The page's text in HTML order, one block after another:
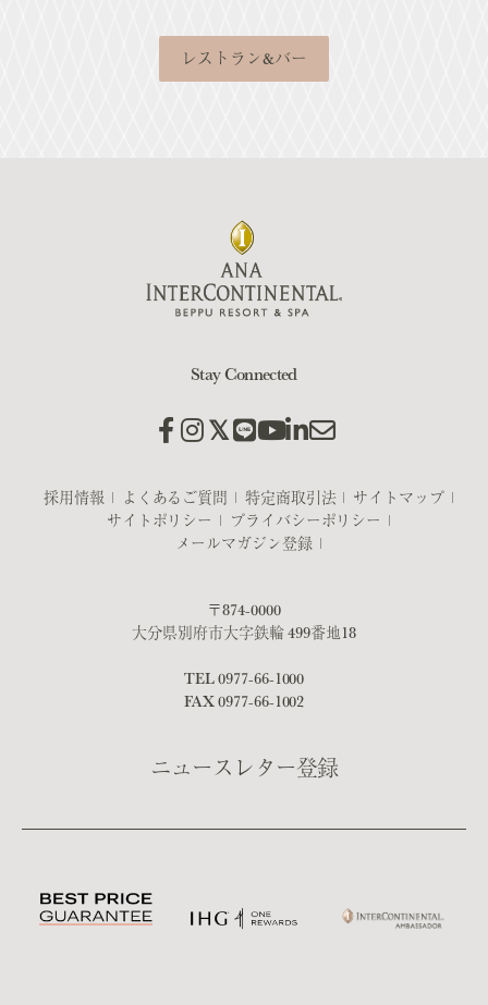
レストラン&バー
Stay Connected
採用情報 よくあるご質問 特定商取引法
サイトマップ
サイトポリシー
プライバシーポリシー
メールマガジン登録
〒874-0000
大分県別府市大字鉄輪 499番地18
TEL0977-66-1000
FAX 0977-66-1002
ニュースレター登録